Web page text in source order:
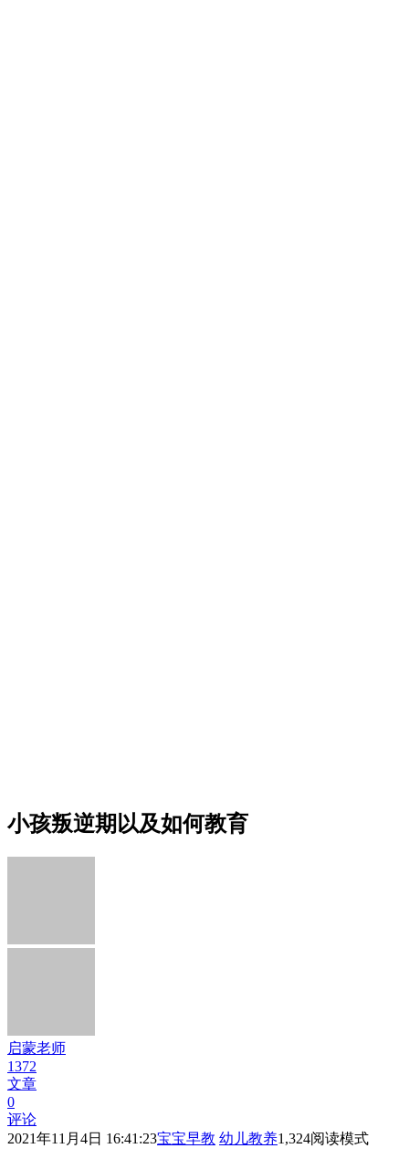
小孩叛逆期以及如何教育
启蒙老师
1372
文章
0
评论
2021年11月4日 16:41:23宝宝早教 幼儿教养1,324阅读模式